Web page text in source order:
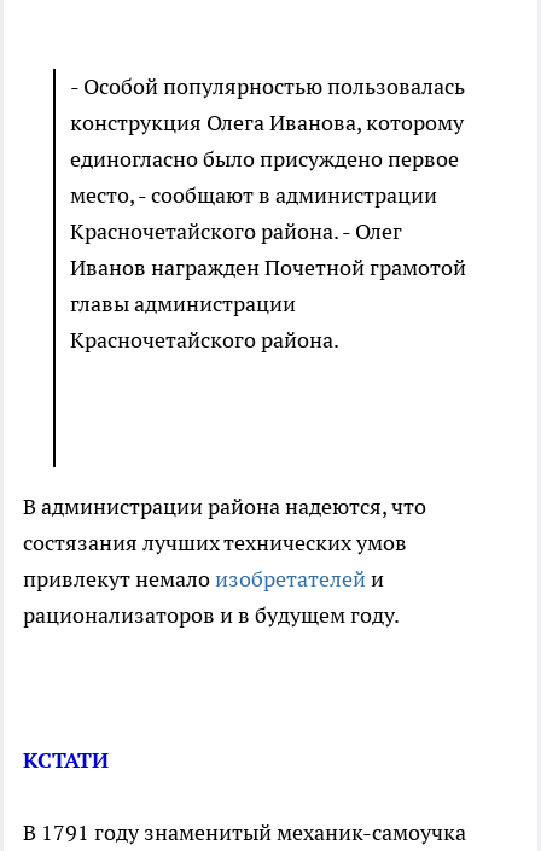
- Особой популярностью пользовалась
конструкция Олега Иванова, которому
единогласно было присуждено первое
место, - сообщают в администрации
Красночетайского района. - Олег
Иванов награжден Почетной грамотой
главы администрации
Красночетайского района.
В администрации района надеются, что
состязания лучших технических умов
привлекут немалоизобретателейи
рационализаторов и в будущем году.
КСТАТИ
В 1791 году знаменитый механик-самоучка